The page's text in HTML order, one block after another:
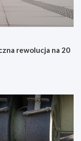
rewolucja na 20